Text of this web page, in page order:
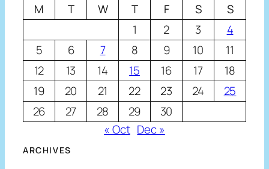
M
T W T F S
S
1
2 3
4
5
6 7 8 9 10
11
12
13 14 15 16 17
18
19
20 21 22 23 24
25
26
27 28 29
30
« Oct Dec »
ARCHIVES